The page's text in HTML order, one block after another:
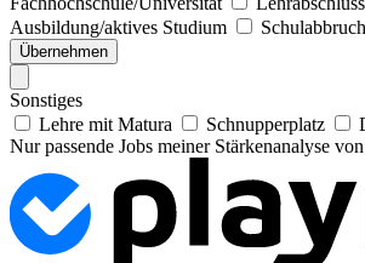
Ausbildung/aktives Studium
Übernehmen
Sonstiges
Lehre mit Matura
Schnupperplatz
Nur passende Jobs meiner Stärkenanalyse von